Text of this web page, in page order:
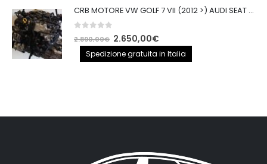
CRB MOTORE VW GOLF 7 VII (2012 >) AUDI SEAT 2.0TDI 150CV CRB IMPIANTO BOSCH
out of 5
2.890,00€ Il
prezzo
originale
2.650,00€Il
prezzo
attuale
Spedizione gratuita in Italia